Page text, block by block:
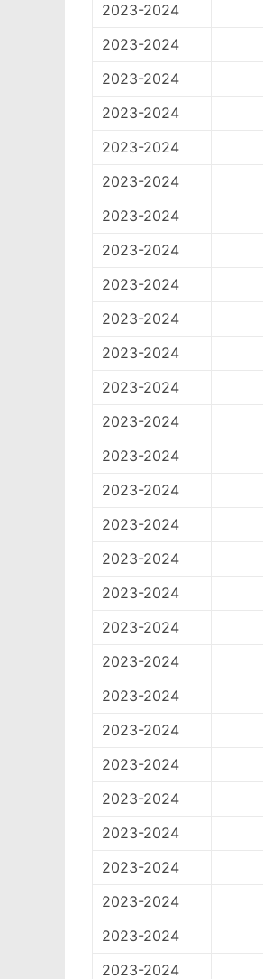
2023-2024
2023-2024
2023-2024
2023-2024
2023-2024
2023-2024
2023-2024
2023-2024
2023-2024
2023-2024
2023-2024
2023-2024
2023-2024
2023-2024
2023-2024
2023-2024
2023-2024
2023-2024
2023-2024
2023-2024
2023-2024
2023-2024
2023-2024
2023-2024
2023-2024
2023-2024
2023-2024
2023-2024
2023-2024